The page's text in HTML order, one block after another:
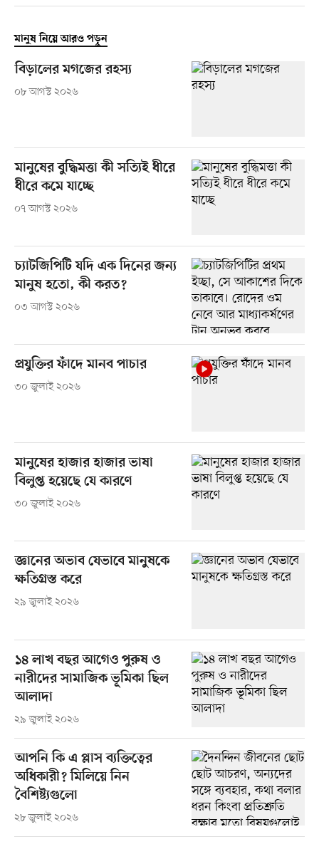
মানুষ নিয়ে আরও পড়ুন
বিড়ালের মগজের রহস্য
০৮ আগস্ট ২০২৬
মানুষের বুদ্ধিমত্তা কী সত্যিই ধীরে
ধীরে কমে যাচ্ছে
০৭ আগস্ট ২০২৬
চ্যাটজিপিটি যদি এক দিনের জন্য
মানুষ হতো, কী করত?
০৩ আগস্ট ২০২৬
প্রযুক্তির ফাঁদে মানব পাচার
৩০ জুলাই ২০২৬
মানুষের হাজার হাজার ভাষা
বিলুপ্ত হয়েছে যে কারণে
৩০ জুলাই ২০২৬
জ্ঞানের অভাব যেভাবে মানুষকে
ক্ষতিগ্রস্ত করে
২৯ জুলাই ২০২৬
১৪ লাখ বছর আগেও পুরুষ ও
নারীদের সামাজিক ভূমিকা ছিল
আলাদা
২৯ জুলাই ২০২৬
আপনি কি এ প্লাস ব্যক্তিত্বের
অধিকারী? মিলিয়ে নিন
বৈশিষ্ট্যগুলো
২৮ জুলাই ২০২৬